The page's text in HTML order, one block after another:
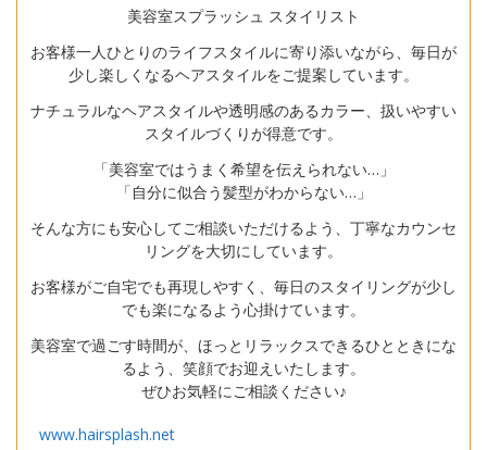
美容室スプラッシュ スタイリスト
お客様一人ひとりのライフスタイルに寄り添いながら、毎日が
少し楽しくなるヘアスタイルをご提案しています。
ナチュラルなヘアスタイルや透明感のあるカラー、扱いやすい
スタイルづくりが得意です。
「美容室ではうまく希望を伝えられない…」
「自分に似合う髪型がわからない…」
そんな方にも安心してご相談いただけるよう、丁寧なカウンセ
リングを大切にしています。
お客様がご自宅でも再現しやすく、毎日のスタイリングが少し
でも楽になるよう心掛けています。
美容室で過ごす時間が、ほっとリラックスできるひとときにな
るよう、笑顔でお迎えいたします。
ぜひお気軽にご相談ください♪
www.hairsplash.net